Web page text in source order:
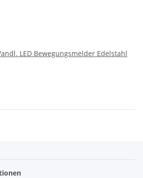
LED Bewegungsmelder Edelstahl